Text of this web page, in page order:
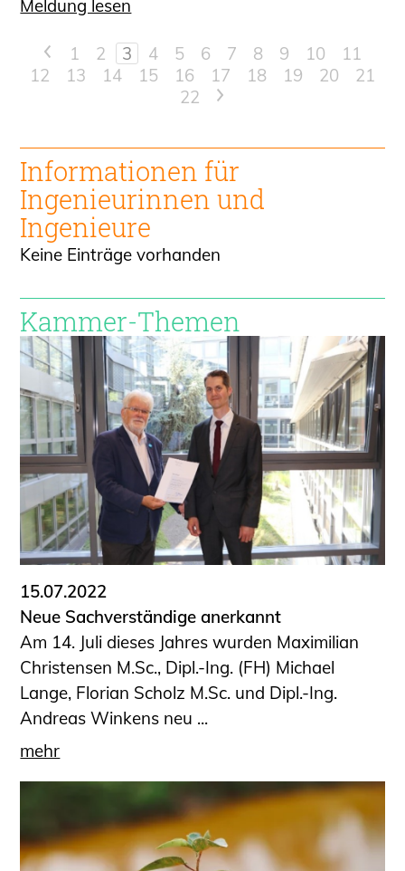
Meldung lesen
< 1 2 3 4 5 6 7 8 9 10
11
12
13 14 15 16 17 18 19 20
21
22
>
Informationen für
Ingenieurinnen und
Ingenieure
Keine Einträge vorhanden
Kammer-Themen
15.07.2022
Neue Sachverständige anerkannt
Am 14. Juli dieses Jahres wurden Maximilian
Christensen M.Sc., Dipl.-Ing. (FH) Michael
Lange, Florian Scholz M.Sc. und Dipl.-Ing.
Andreas Winkens neu ...
mehr